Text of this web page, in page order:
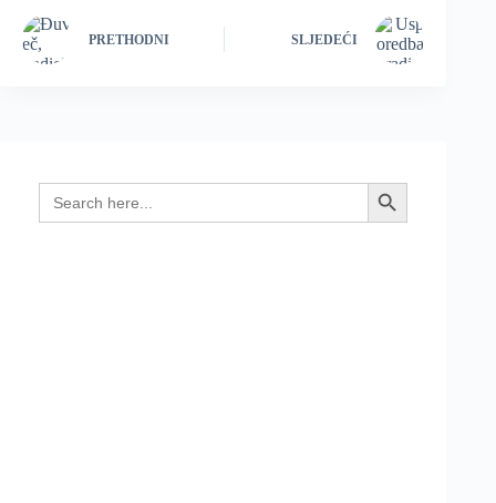
PRETHODNI SLJEDEĆI
Search
for:
Search Button